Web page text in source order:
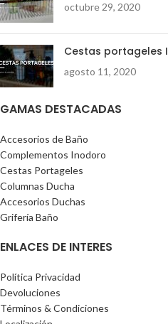
octubre 29, 2020
Cestas portageles I
agosto 11, 2020
GAMAS DESTACADAS
Accesorios de Baño
Complementos Inodoro
Cestas Portageles
Columnas Ducha
Accesorios Duchas
Grifería Baño
ENLACES DE INTERES
Política Privacidad
Devoluciones
Términos & Condiciones